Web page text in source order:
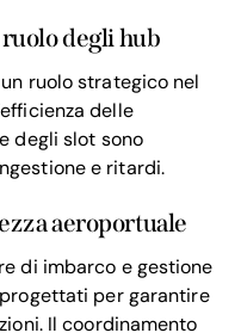
degli hub
ruolo strategico nel
delle
degli slot sono
e ritardi.
aeroportuale
di imbarco e gestione
per garantire
Il coordinamento